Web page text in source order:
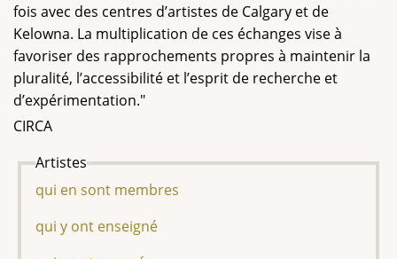
fois avec des centres d’artistes de Calgary et de
Kelowna. La multiplication de ces échanges vise à
favoriser des rapprochements propres à maintenir la
pluralité, l’accessibilité et l’esprit de recherche et
d’expérimentation."
CIRCA
Artistes
qui en sont membres
qui y ont enseigné